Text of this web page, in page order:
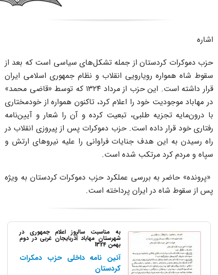
از جمله تشکل‌های سیاسی است که بعد از
رویارویی انقلاب و نظام جمهوری اسلامی ایران
قرار داشته است. این حزب از مرداد ۱۳۲۴ که توسط «قاضی محمد»
خود را اعلام کرد، تاکنون همواره از خودمختاری
طلبی، تبعیت کرده و آن را شعار و آیین‌نامه
داده است. حزب دموکرات پس از پیروزی انقلاب در
هدف جنایات فراوانی را علیه نیروهای ارتش و
مرتکب شده است.
به بررسی عملکرد حزب دموکرات کردستان به ویژه
در ایران پرداخته است.
به مناسبت سالروز اعلام جمهوری در
شهرستان مهاباد آذربایجان غربی در دوم
بهمن 1324
آئین نامه داخلی حزب دمکرات
کردستان